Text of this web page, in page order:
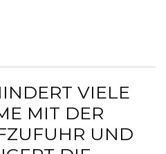
VIELE
MIT DER
UND